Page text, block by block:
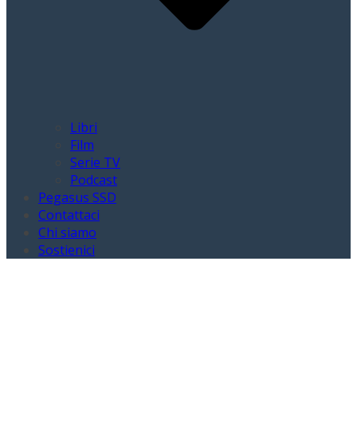
Libri
Film
Serie TV
Podcast
Pegasus SSD
Contattaci
Chi siamo
Sostienici